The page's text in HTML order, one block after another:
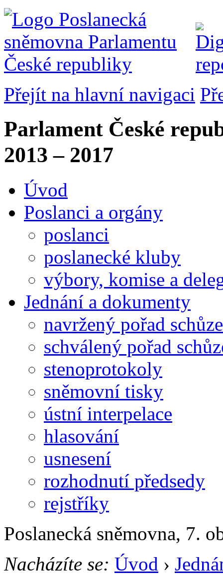
Přejít na hlavní navigaci
Parlament České
2013 – 2017
Úvod
Poslanci a orgány
poslanci
poslanecké kluby
výbory, komise a
Jednání a dokumenty
navržený pořad schůze
schválený pořad
stenoprotokoly
sněmovní tisky
ústní interpelace
hlasování
usnesení
rozhodnutí předsedy
rejstříky
Poslanecká sněmovna, 7.
Nacházíte se: Úvod ›